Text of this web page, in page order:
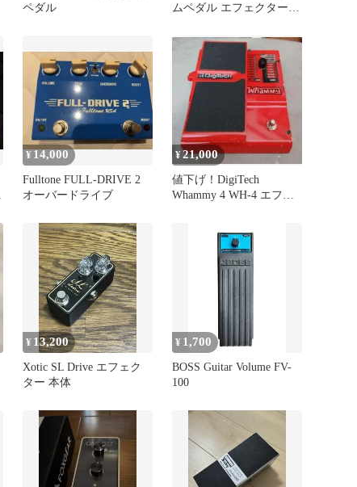
ペダル
ムペダル エフェクター
¥ 14,000
Fulltone FULL-DRIVE 2
オーバードライブ
¥21,000
値下げ！DigiTech
Whammy 4 WH-4 エフェ
¥ 13,200
Xotic SL Drive エフェク
ター 本体
¥ 1,700
BOSS Guitar Volume FV-
100